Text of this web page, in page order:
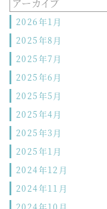
アーカイブ
2026年1月
2025年8月
2025年7月
2025年6月
2025年5月
2025年4月
2025年3月
2025年1月
2024年12月
2024年11月
2024年10月